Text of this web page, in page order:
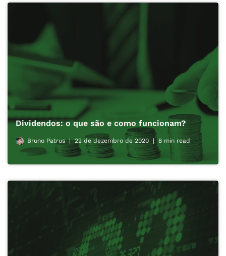
Dividendos: o que são e como funcionam?
Bruno Patrus 22 de dezembro de 2020 8 min read